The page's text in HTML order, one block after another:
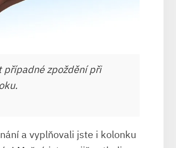
zpoždění při
a vyplňovali jste i kolonku